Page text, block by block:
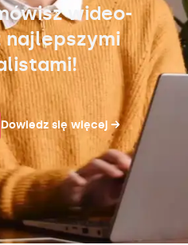
wideo-
najlepszymi
Dowiedz się więcej →